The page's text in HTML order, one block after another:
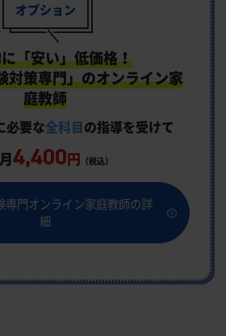
オプション
「安い」低価格！
対策専門」のオンライン家
庭教師
必要な全科目の指導を受けて
4,400円 （税込）
専門オンライン家庭教師の詳
細